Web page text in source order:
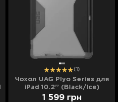
(1)
Чохол UAG Plyo Series для
iPad 10.2'’ (Black/Ice)
1 599 грн